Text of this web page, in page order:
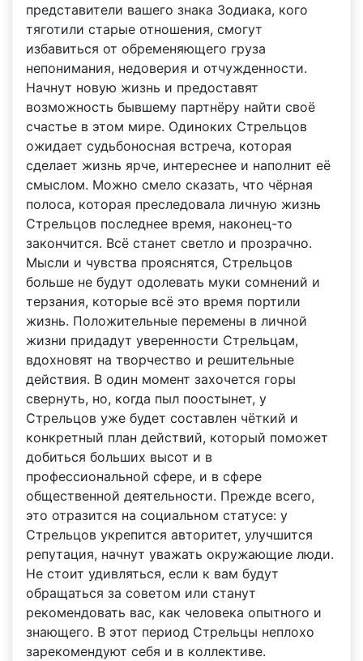
представители вашего знака Зодиака, кого
тяготили старые отношения, смогут
избавиться от обременяющего груза
непонимания, недоверия и отчужденности.
Начнут новую жизнь и предоставят
возможность бывшему партнёру найти своё
счастье в этом мире. Одиноких Стрельцов
ожидает судьбоносная встреча, которая
сделает жизнь ярче, интереснее и наполнит её
смыслом. Можно смело сказать, что чёрная
полоса, которая преследовала личную жизнь
Стрельцов последнее время, наконец-то
закончится. Всё станет светло и прозрачно.
Мысли и чувства прояснятся, Стрельцов
больше не будут одолевать муки сомнений и
терзания, которые всё это время портили
жизнь. Положительные перемены в личной
жизни придадут уверенности Стрельцам,
вдохновят на творчество и решительные
действия. В один момент захочется горы
свернуть, но, когда пыл поостынет, у
Стрельцов уже будет составлен чёткий и
конкретный план действий, который поможет
добиться больших высот и в
профессиональной сфере, и в сфере
общественной деятельности. Прежде всего,
это отразится на социальном статусе: у
Стрельцов укрепится авторитет, улучшится
репутация, начнут уважать окружающие люди.
Не стоит удивляться, если к вам будут
обращаться за советом или станут
рекомендовать вас, как человека опытного и
знающего. В этот период Стрельцы неплохо
зарекомендуют себя и в коллективе.